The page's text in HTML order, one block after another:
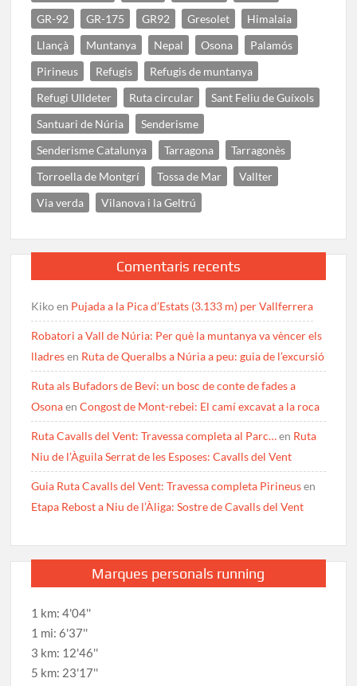
GR-92
GR-175 GR92 Gresolet
Himalaia
Llançà
Muntanya Nepal Osona
Palamós
Pirineus
Refugis
Refugis de muntanya
Refugi Ulldeter
Ruta circular
Sant Feliu de Guíxols
Santuari de Núria
Senderisme
Senderisme Catalunya
Tarragona
Tarragonès
Torroella de Montgrí
Tossa de Mar
Vallter
Via verda
Vilanova i la Geltrú
Comentaris recents
Kikoen Pujada a la Pica d’Estats (3.133 m) per Vallferrera
Robatori a Vall de Núria: Per què la muntanya va vèncer els
lladresen Ruta de Queralbs a Núria a peu: guia de l’excursió
Ruta als Bufadors de Beví: un bosc de conte de fades a
OsonaenCongost de Mont-rebei: El camí excavat a la roca
Ruta Cavalls del Vent: Travessa completa al Parc…en Ruta
Niu de l’Àguila Serrat de les Esposes: Cavalls del Vent
Guia Ruta Cavalls del Vent: Travessa completa Pirineusen
Etapa Rebost a Niu de l’Àliga: Sostre de Cavalls del Vent
Marques personals running
1 km: 4'04''
1 mi: 6'37''
3 km: 12'46''
5 km: 23'17''